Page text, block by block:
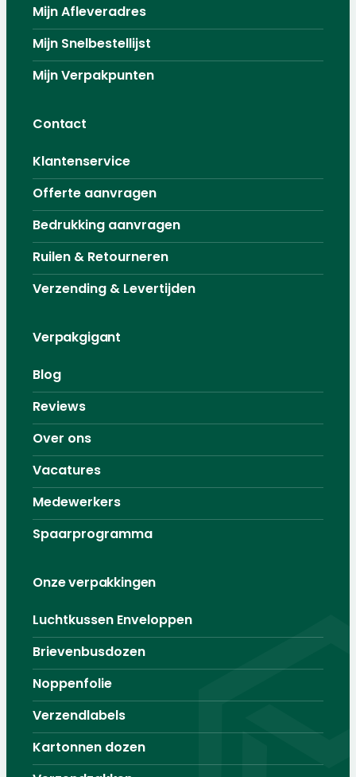
Mijn Afleveradres
Mijn Snelbestellijst
Mijn Verpakpunten
Contact
Klantenservice
Offerte aanvragen
Bedrukking aanvragen
Ruilen & Retourneren
Verzending & Levertijden
Verpakgigant
Blog
Reviews
Over ons
Vacatures
Medewerkers
Spaarprogramma
Onze verpakkingen
Luchtkussen Enveloppen
Brievenbusdozen
Noppenfolie
Verzendlabels
Kartonnen dozen